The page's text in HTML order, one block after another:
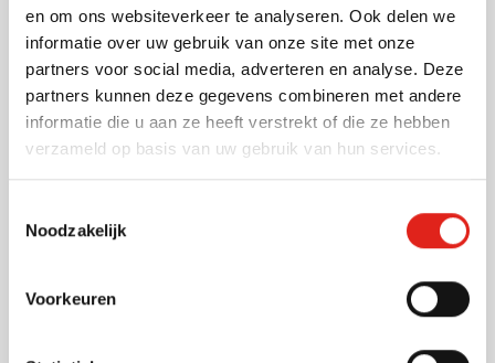
en om ons websiteverkeer te analyseren. Ook delen we
informatie over uw gebruik van onze site met onze
partners voor social media, adverteren en analyse. Deze
partners kunnen deze gegevens combineren met andere
informatie die u aan ze heeft verstrekt of die ze hebben
verzameld op basis van uw gebruik van hun services.
Noodzakelijk
Voorkeuren
009
vanaf 4,27
Bedrukken vanaf 250 stuks
Levering vanaf11 augustus
Bekijk
009
Kleurpotloden set STABILO
11 augustus